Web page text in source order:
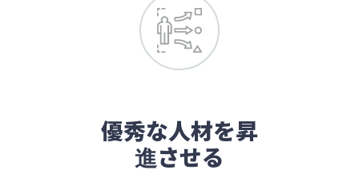
優秀な人材を昇
進させる